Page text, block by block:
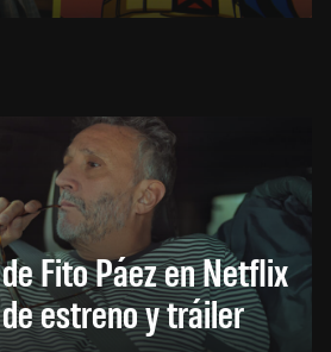
Fito Páez en Netflix
estreno y tráiler